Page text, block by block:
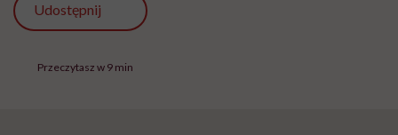
Udostępnij
Przeczytasz w 9 min